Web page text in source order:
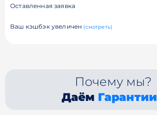
Оставленная заявка
Ваш кэшбэк увеличен (смотреть)
Почему мы?
Даём Гарантии